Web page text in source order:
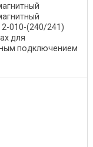
010-(240/241)
для
подключением